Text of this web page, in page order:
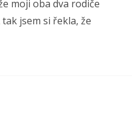
moji oba dva rodiče
jsem si řekla, že